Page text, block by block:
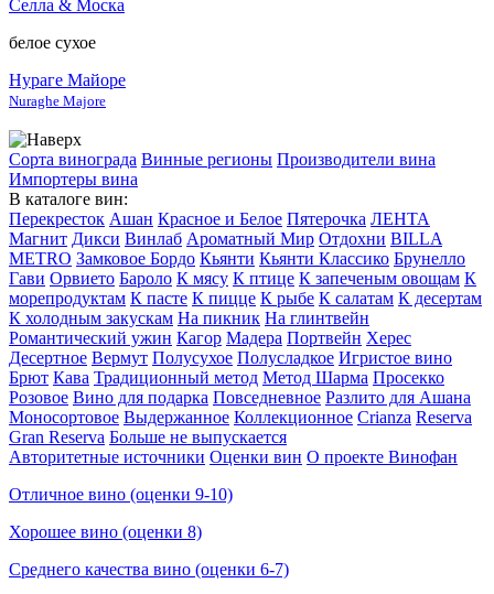
Селла & Моска
белое сухое
Нураге Майоре
Nuraghe Majore
Сорта винограда Винные регионы Производители вина
Импортеры вина
В каталоге вин:
Перекресток Ашан Красное и Белое Пятерочка ЛЕНТА
Магнит Дикси Винлаб Ароматный Мир Отдохни BILLA
METRO Замковое Бордо Кьянти Кьянти Классико Брунелло
Гави Орвието Бароло К мясу К птице К запеченым овощам К
морепродуктам К пасте К пицце К рыбе К салатам К десертам
К холодным закускам На пикник На глинтвейн
Романтический ужин Кагор Мадера Портвейн Херес
Десертное Вермут Полусухое Полусладкое Игристое вино
Брют Кава Традиционный метод Метод Шарма Просекко
Розовое Вино для подарка Повседневное Разлито для Ашана
Моносортовое Выдержанное Коллекционное Crianza Reserva
Gran Reserva Больше не выпускается
Авторитетные источники Оценки вин О проекте Винофан
Отличное вино (оценки 9-10)
Хорошее вино (оценки 8)
Среднего качества вино (оценки 6-7)